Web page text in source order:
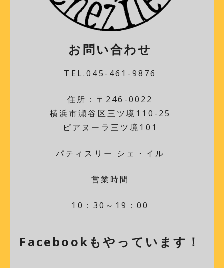
お問い合わせ
TEL.045-461-9876
住所：〒246-0022
横浜市瀬谷区三ツ境110-25
ピアヌーラ三ツ境101
パティスリー シェ・イル
営業時間
10：30～19：00
Facebookもやっています！